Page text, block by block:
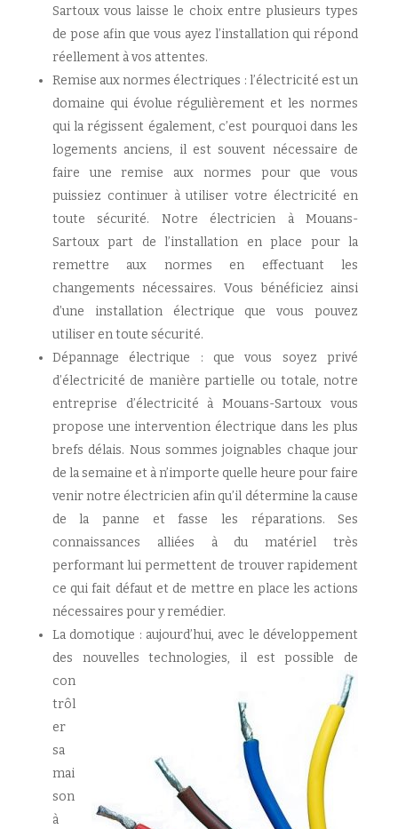
Sartoux vous laisse le choix entre plusieurs types
de pose afin que vous ayez l’installation qui répond
réellement à vos attentes.
Remise aux normes électriques : l’électricité est un
domaine qui évolue régulièrement et les normes
qui la régissent également, c’est pourquoi dans les
logements anciens, il est souvent nécessaire de
faire une remise aux normes pour que vous
puissiez continuer à utiliser votre électricité en
toute sécurité. Notre électricien à Mouans-
Sartoux part de l’installation en place pour la
remettre aux normes en effectuant les
changements nécessaires. Vous bénéficiez ainsi
d’une installation électrique que vous pouvez
utiliser en toute sécurité.
Dépannage électrique : que vous soyez privé
d’électricité de manière partielle ou totale, notre
entreprise d’électricité à Mouans-Sartoux vous
propose une intervention électrique dans les plus
brefs délais. Nous sommes joignables chaque jour
de la semaine et à n’importe quelle heure pour faire
venir notre électricien afin qu’il détermine la cause
de la panne et fasse les réparations. Ses
connaissances alliées à du matériel très
performant lui permettent de trouver rapidement
ce qui fait défaut et de mettre en place les actions
nécessaires pour y remédier.
La domotique : aujourd’hui, avec le développement
des nouvellestechnologies, il est possible de
con
trôl
er
sa
mai
son
à